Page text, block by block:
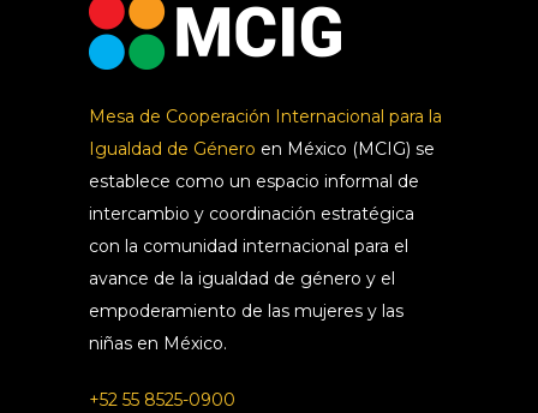
Mesa de Cooperación Internacional para la
Igualdad de Género en México (MCIG) se
establece como un espacio informal de
intercambio y coordinación estratégica
con la comunidad internacional para el
avance de la igualdad de género y el
empoderamiento de las mujeres y las
niñas en México.
+52 55 8525-0900